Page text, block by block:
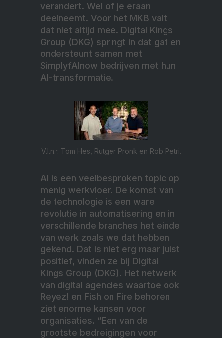
verandert. Wel of je eraan
deelneemt. Voor het MKB valt
dat niet altijd mee. Digital Kings
Group (DKG) springt in dat gat en
ondersteunt samen met
SimplyfAInow bedrijven met hun
AI-transformatie.
V.l.n.r. Tom Hes, Rutger Pronk en Rob Petri.
AI is een veelbesproken topic op
menig werkvloer. De komst van
de technologie is een ware
revolutie in automatisering en in
verschillende branches het einde
van werk zoals we dat hebben
gekend. Dat is niet erg maar juist
positief, vinden ze bij Digital
Kings Group (DKG). Het netwerk
van digital agencies waartoe ook
Reyez! en Fish on Fire behoren
ziet enorme kansen voor
organisaties. “Een van de
grootste bedreigingen voor